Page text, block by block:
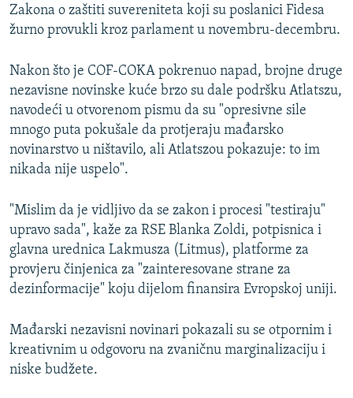
Zakona o zaštiti suvereniteta koji su poslanici Fidesa
žurno provukli kroz parlament u novembru-decembru.
Nakon što je COF-COKA pokrenuo napad, brojne druge
nezavisne novinske kuće brzo su dale podršku Atlatszu,
navodeći u otvorenom pismu da su "opresivne sile
mnogo puta pokušale da protjeraju mađarsko
novinarstvo u ništavilo, ali Atlatszou pokazuje: to im
nikada nije uspelo".
"Mislim da je vidljivo da se zakon i procesi "testiraju"
upravo sada", kaže za RSE Blanka Zoldi, potpisnica i
glavna urednica Lakmusza (Litmus), platforme za
provjeru činjenica za "zainteresovane strane za
dezinformacije" koju dijelom finansira Evropskoj uniji.
Mađarski nezavisni novinari pokazali su se otpornim i
kreativnim u odgovoru na zvaničnu marginalizaciju i
niske budžete.